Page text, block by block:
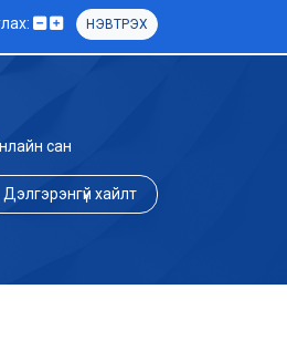
НЭВТРЭХ
сан
Дэлгэрэнгүй хайлт